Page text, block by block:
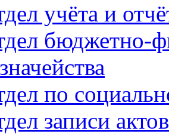
учёта и
бюджетно-
по
записи